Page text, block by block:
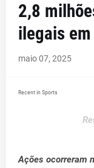
2,8
ilegais em
maio 07, 2025
Recent in Sports
Ações ocorreram